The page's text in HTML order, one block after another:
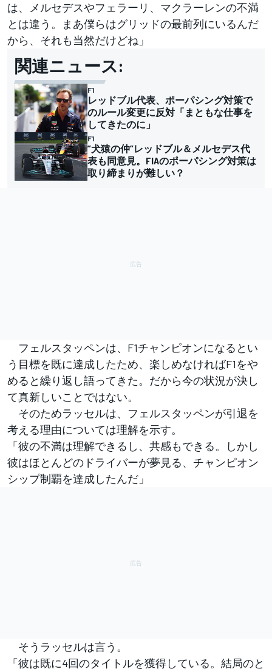
は、メルセデスやフェラーリ、マクラーレンの不満
とは違う。まあ僕らはグリッドの最前列にいるんだ
から、それも当然だけどね」
関連ニュース:
F1
レッドブル代表、ポーパシング対策で
のルール変更に反対「まともな仕事を
してきたのに」
F1
”犬猿の仲”レッドブル＆メルセデス代
表も同意見。FIAのポーパシング対策は
取り締まりが難しい？
フェルスタッペンは、F1チャンピオンになるとい
う目標を既に達成したため、楽しめなければF1をや
めると繰り返し語ってきた。だから今の状況が決し
て真新しいことではない。
そのためラッセルは、フェルスタッペンが引退を
考える理由については理解を示す。
「彼の不満は理解できるし、共感もできる。しかし
彼はほとんどのドライバーが夢見る、チャンピオン
シップ制覇を達成したんだ」
そうラッセルは言う。
「彼は既に4回のタイトルを獲得している。結局のと